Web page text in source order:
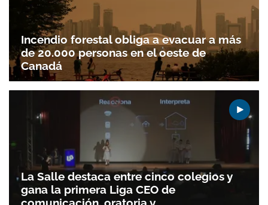
Gracias por suscribirte a nuestro boletín.
ACEPTAR
Incendio forestal obliga a evacuar a más
de 20.000 personas en el oeste de
Canadá
La Salle destaca entre cinco colegios y
gana la primera Liga CEO de
comunicación, oratoria y